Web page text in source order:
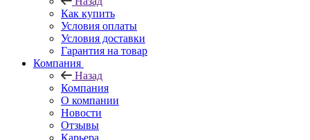
Как купить
Условия оплаты
Условия доставки
Гарантия на товар
Компания
Назад
Компания
О компании
Новости
Отзывы
Карьера